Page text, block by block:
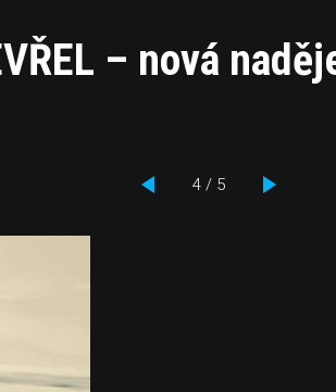
– nová
4 / 5